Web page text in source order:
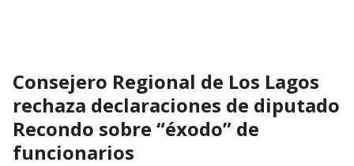
Consejero Regional de Los Lagos
rechaza declaraciones de diputado
Recondo sobre “éxodo” de
funcionarios